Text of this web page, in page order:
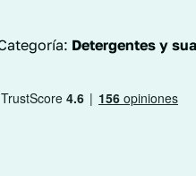
Detergentes y